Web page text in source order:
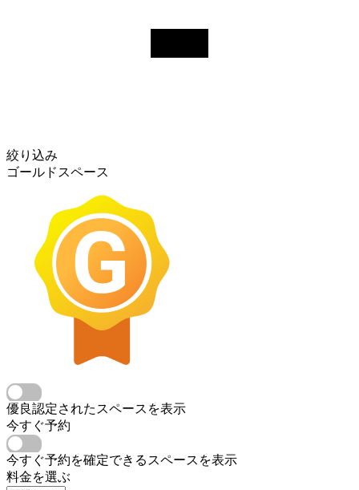
絞り込み
ゴールドスペース
優良認定されたスペースを表示
今すぐ予約
今すぐ予約を確定できるスペースを表示
料金を選ぶ